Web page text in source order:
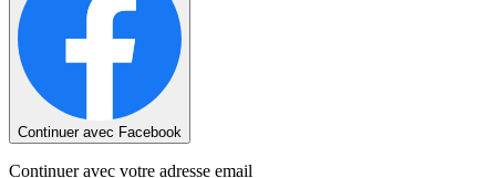
Continuer avec Facebook
Continuer avec votre adresse email